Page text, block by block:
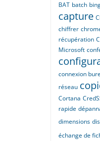
BAT batch
capture
chiffrer
récupération
Microsoft
connexion
réseau
Cortana
rapide
dimensions
échange de